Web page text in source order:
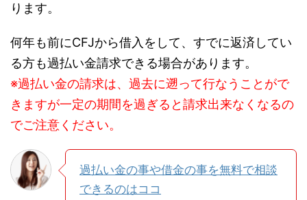
ります。
何年も前にCFJから借入をして、すでに返済してい
る方も過払い金請求できる場合があります。
※過払い金の請求は、過去に遡って行なうことがで
きますが一定の期間を過ぎると請求出来なくなるの
でご注意ください。
過払い金の事や借金の事を無料で相談
できるのはココ